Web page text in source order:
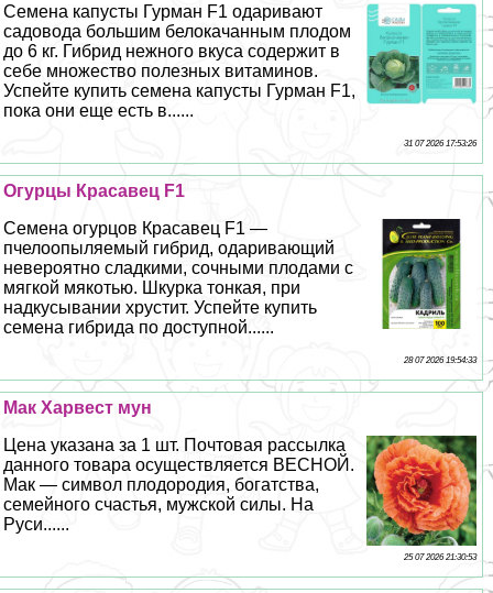
Семена капусты Гурман F1 одаривают
садовода большим белокачанным плодом
до 6 кг. Гибрид нежного вкуса содержит в
себе множество полезных витаминов.
Успейте купить семена капусты Гурман F1,
пока они еще есть в......
31 07 2026 17:53:26
Огурцы Красавец F1
Семена огурцов Красавец F1 —
пчелоопыляемый гибрид, одаривающий
невероятно сладкими, сочными плодами с
мягкой мякотью. Шкурка тонкая, при
надкусывании хрустит. Успейте купить
семена гибрида по доступной......
28 07 2026 19:54:33
Мак Харвест мун
Цена указана за 1 шт. Почтовая рассылка
данного товара осуществляется ВЕСНОЙ.
Мак — символ плодородия, богатства,
семейного счастья, мужской силы. На
Руси......
25 07 2026 21:30:53